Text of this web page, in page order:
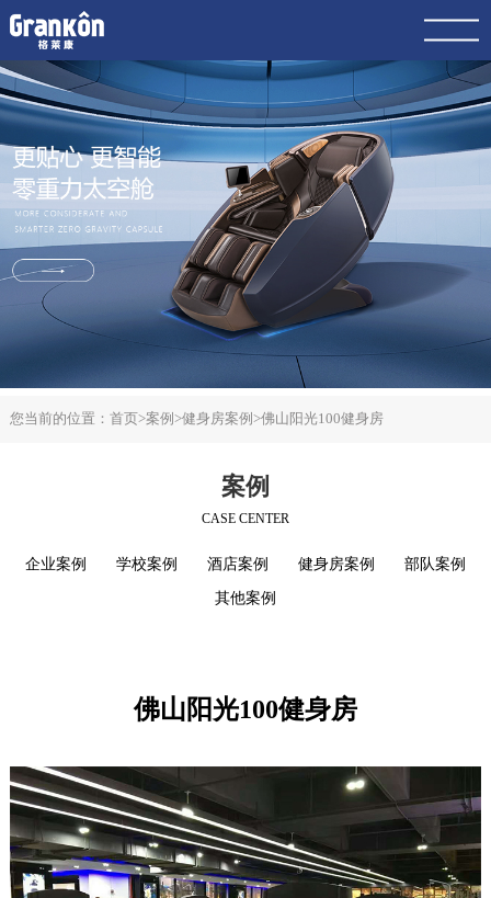
网站首页
品牌
荣泰
4K
产品
动态
联系
您当前的位置： 首页>案例 >健身房案例 >佛山阳光100健身房
案例
CASE CENTER
企业案例 学校案例 酒店案例 健身房案例 部队案例
其他案例
佛山阳光100健身房